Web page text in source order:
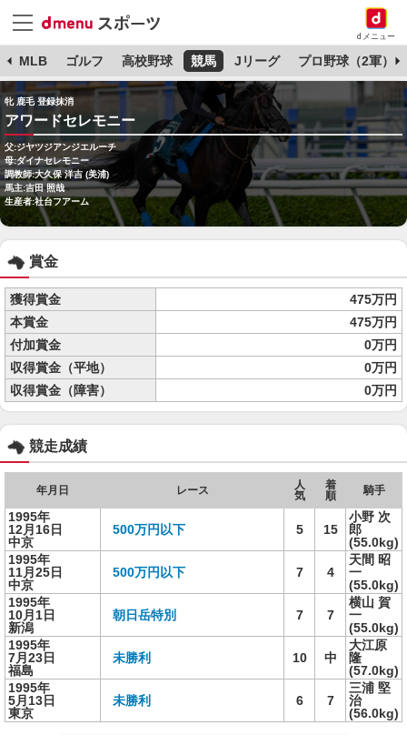
dメニュー
MLB ゴルフ 高校野球 競馬 Jリーグ プロ野球（2軍）
牝 鹿毛 登録抹消
アワードセレモニー
父:ジヤツジアンジエルーチ
母:ダイナセレモニー
調教師:大久保 洋吉 (美浦)
馬主:吉田 照哉
生産者:社台フアーム
賞金
獲得賞金
475万円
本賞金
475万円
付加賞金
0万円
収得賞金（平地）
0万円
収得賞金（障害）
0万円
競走成績
年月日 レース
人
気
着
順
騎手
1995年
12月16日
中京
500万円以下 5 15
小野 次
郎
(55.0kg)
1995年
11月25日
中京
500万円以下 7 4
天間 昭
一
(55.0kg)
1995年
10月1日
新潟
朝日岳特別 7 7
横山 賀
一
(55.0kg)
1995年
7月23日
福島
未勝利 10 中
大江原
隆
(57.0kg)
1995年
5月13日
東京
未勝利 6 7
三浦 堅
治
(56.0kg)